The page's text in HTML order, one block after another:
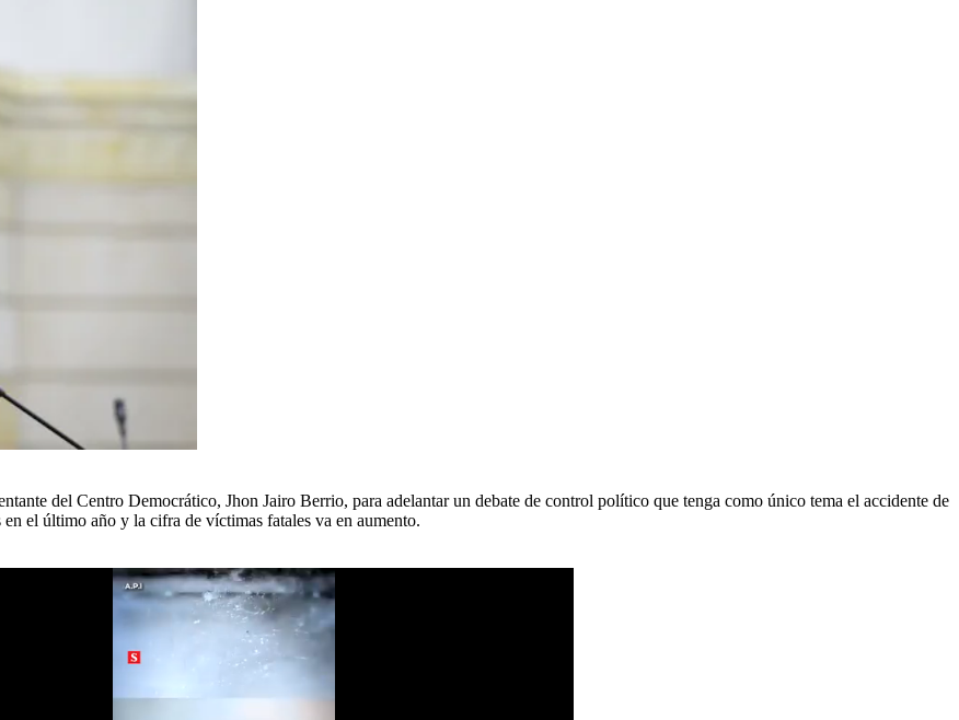
del Centro Democrático, Jhon Jairo Berrio, para adelantar un debate de control político que tenga como único tema el accidente de
el último año y la cifra de víctimas fatales va en aumento.